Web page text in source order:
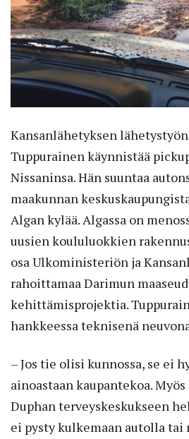
Kansanlähetyksen
Tuppurainen käynnistää
Nissaninsa. Hän suuntaa
maakunnan
Algan kylää. Algassa on
uusien koululuokkien
osa Ulkoministeriön ja
rahoittamaa Darimun
kehittämisprojektia.
hankkeessa teknisenä
– Jos tie olisi kunnossa, se ei
ainoastaan kaupantekoa.
Duphan terveyskeskukseen
ei pysty kulkemaan autolla tai